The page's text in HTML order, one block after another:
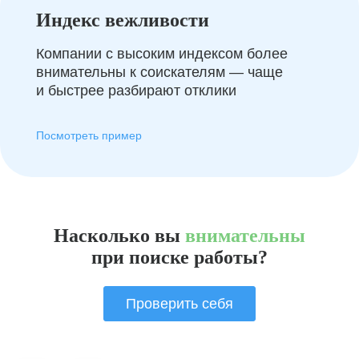
Индекс вежливости
Компании с высоким индексом более
внимательны к соискателям — чаще
и быстрее разбирают отклики
Посмотреть пример
Насколько вы внимательны
при поиске работы?
Проверить себя